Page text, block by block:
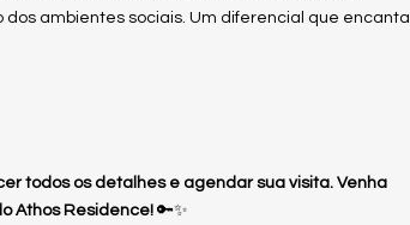
ambientes sociais. Um diferencial que encanta
todos os detalhes e agendar sua visita. Venha
Athos Residence! 🔑✨